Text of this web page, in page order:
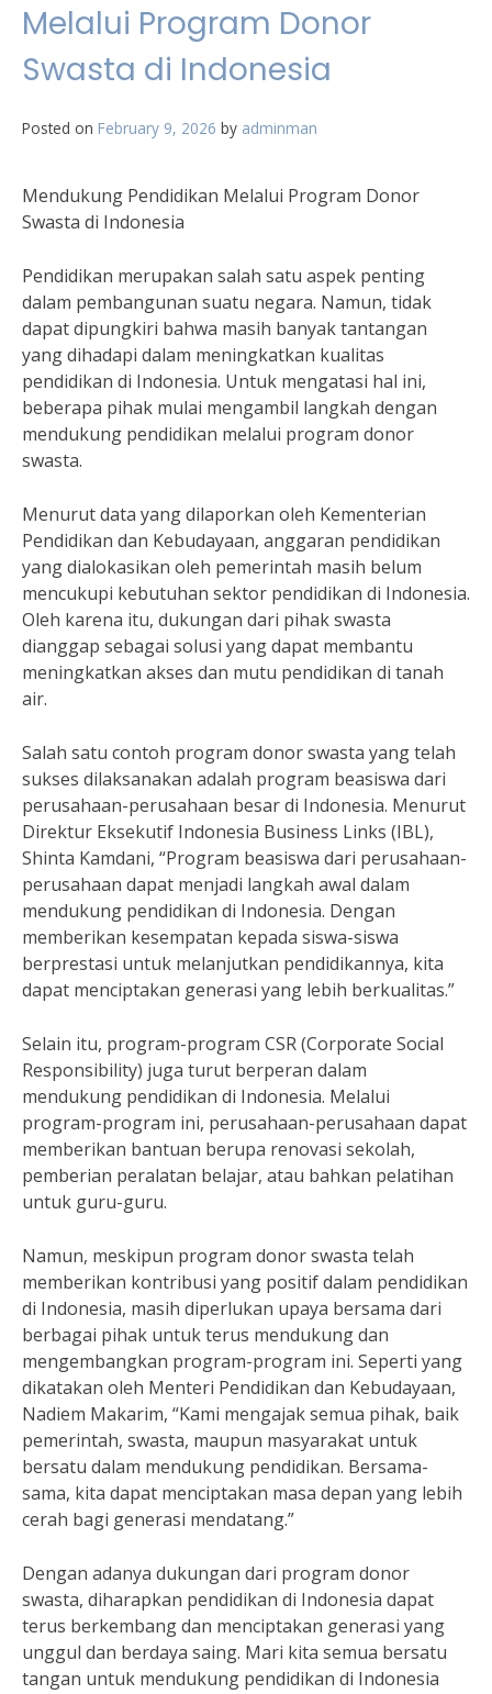
Melalui Program Donor
Swasta di Indonesia
Posted on February 9, 2026 by adminman
Mendukung Pendidikan Melalui Program Donor
Swasta di Indonesia
Pendidikan merupakan salah satu aspek penting
dalam pembangunan suatu negara. Namun, tidak
dapat dipungkiri bahwa masih banyak tantangan
yang dihadapi dalam meningkatkan kualitas
pendidikan di Indonesia. Untuk mengatasi hal ini,
beberapa pihak mulai mengambil langkah dengan
mendukung pendidikan melalui program donor
swasta.
Menurut data yang dilaporkan oleh Kementerian
Pendidikan dan Kebudayaan, anggaran pendidikan
yang dialokasikan oleh pemerintah masih belum
mencukupi kebutuhan sektor pendidikan di Indonesia.
Oleh karena itu, dukungan dari pihak swasta
dianggap sebagai solusi yang dapat membantu
meningkatkan akses dan mutu pendidikan di tanah
air.
Salah satu contoh program donor swasta yang telah
sukses dilaksanakan adalah program beasiswa dari
perusahaan-perusahaan besar di Indonesia. Menurut
Direktur Eksekutif Indonesia Business Links (IBL),
Shinta Kamdani, “Program beasiswa dari perusahaan-
perusahaan dapat menjadi langkah awal dalam
mendukung pendidikan di Indonesia. Dengan
memberikan kesempatan kepada siswa-siswa
berprestasi untuk melanjutkan pendidikannya, kita
dapat menciptakan generasi yang lebih berkualitas.”
Selain itu, program-program CSR (Corporate Social
Responsibility) juga turut berperan dalam
mendukung pendidikan di Indonesia. Melalui
program-program ini, perusahaan-perusahaan dapat
memberikan bantuan berupa renovasi sekolah,
pemberian peralatan belajar, atau bahkan pelatihan
untuk guru-guru.
Namun, meskipun program donor swasta telah
memberikan kontribusi yang positif dalam pendidikan
di Indonesia, masih diperlukan upaya bersama dari
berbagai pihak untuk terus mendukung dan
mengembangkan program-program ini. Seperti yang
dikatakan oleh Menteri Pendidikan dan Kebudayaan,
Nadiem Makarim, “Kami mengajak semua pihak, baik
pemerintah, swasta, maupun masyarakat untuk
bersatu dalam mendukung pendidikan. Bersama-
sama, kita dapat menciptakan masa depan yang lebih
cerah bagi generasi mendatang.”
Dengan adanya dukungan dari program donor
swasta, diharapkan pendidikan di Indonesia dapat
terus berkembang dan menciptakan generasi yang
unggul dan berdaya saing. Mari kita semua bersatu
tangan untuk mendukung pendidikan di Indonesia